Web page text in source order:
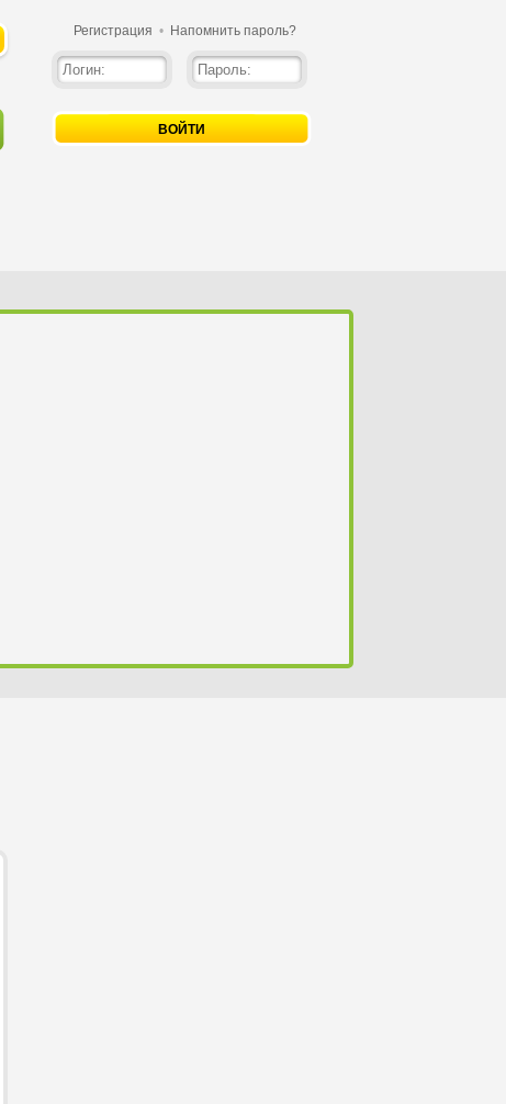
Регистрация • Напомнить пароль?
ВОЙТИ